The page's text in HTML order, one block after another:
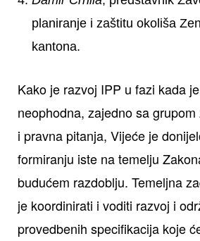
planiranje i zaštitu okoliša
kantona.
Kako je razvoj IPP u fazi kada
neophodna, zajedno sa
i pravna pitanja, Vijeće je
formiranju iste na temelju
budućem razdoblju. Temeljna
je koordinirati i voditi razvoj i
provedbenih specifikacija koje